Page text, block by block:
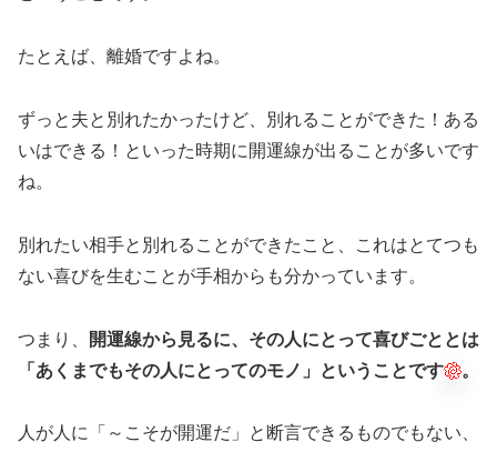
たとえば、離婚ですよね。
ずっと夫と別れたかったけど、別れることができた！ある
いはできる！といった時期に開運線が出ることが多いです
ね。
別れたい相手と別れることができたこと、これはとてつも
ない喜びを生むことが手相からも分かっています。
つまり、
開運線から見るに、その人にとって喜びごととは
「あくまでもその人にとってのモノ」ということです
。
人が人に「～こそが開運だ」と断言できるものでもない、